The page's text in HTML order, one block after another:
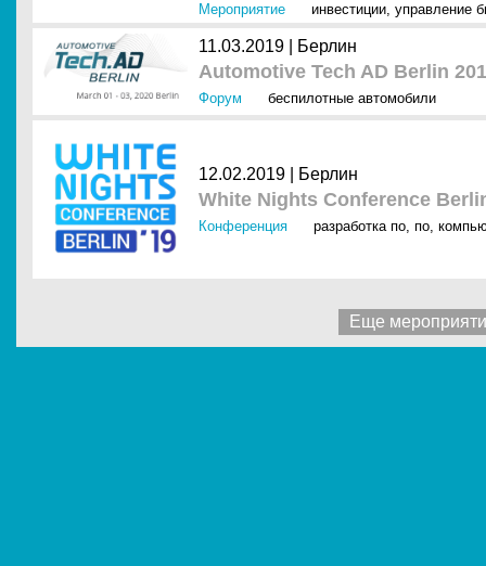
Мероприятие инвестиции, управление
11.03.2019 | Берлин
Automotive Tech AD Berlin
Форум беспилотные автомобили
12.02.2019 | Берлин
White Nights Conference
Конференция разработка по, по,
Еще